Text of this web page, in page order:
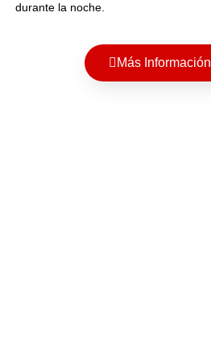
durante la noche.
Más Información